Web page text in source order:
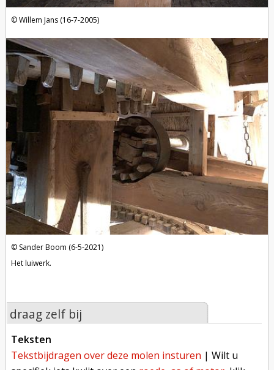
Willem Jans (16-7-2005)
Sander Boom (6-5-2021)
Het luiwerk.
draag zelf bij
teksten
tekstbijdragen over deze molen insturen | Wilt u